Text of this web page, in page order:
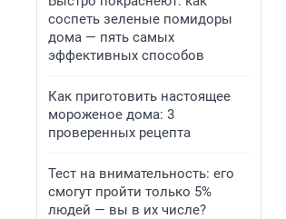
соспеть зеленые помидоры
дома — пять самых
эффективных способов
Как приготовить настоящее
мороженое дома: 3
проверенных рецепта
Тест на внимательность: его
смогут пройти только 5%
людей — вы в их числе?